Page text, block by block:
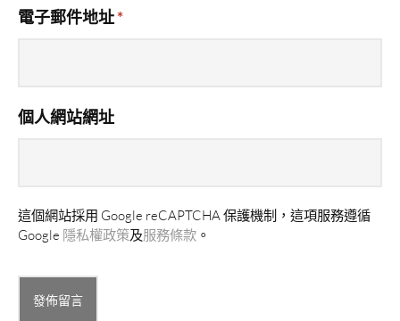
電子郵件地址*
個人網站網址
這個網站採用 Google reCAPTCHA 保護機制，這項服務遵循
Google 隱私權政策及服務條款 。